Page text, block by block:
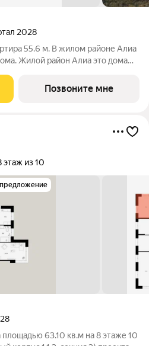
2028
55.6 м. В жилом районе Алиа
район Алиа это дома
экологически чистом
Позвоните мне
этаж из 10
63.10 кв.м на 8 этаже 10